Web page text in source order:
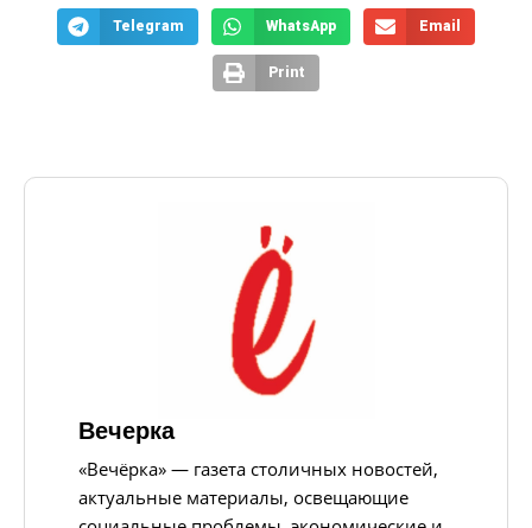
Telegram WhatsApp Email
Print
Вечерка
«Вечёрка» — газета столичных новостей,
актуальные материалы, освещающие